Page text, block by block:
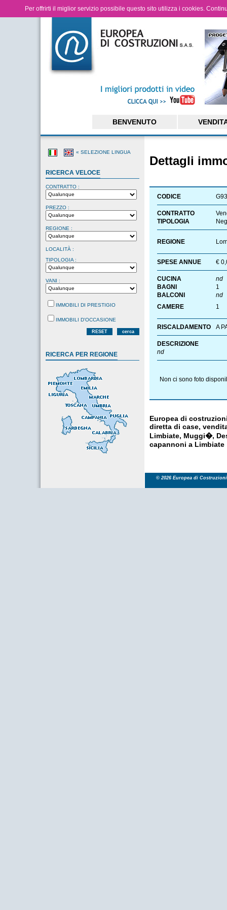
Per offrirti il miglior servizio possibile questo sito utilizza i cookies.
BENVENUTO
« SELEZIONE LINGUA
RICERCA VELOCE
CONTRATTO :
PREZZO :
REGIONE :
LOCALITÀ :
TIPOLOGIA :
VANI :
IMMOBILI DI PRESTIGIO
IMMOBILI D'OCCASIONE
RESET cerca
RICERCA PER REGIONE
Dettagli
CODICE G93
CONTRATTO
TIPOLOGIA
REGIONE
SPESE ANNUE €
CUCINA
nd
BAGNI
1
BALCONI
nd
CAMERE
1
RISCALDAMENTO A
DESCRIZIONE
nd
Non ci sono foto
Europea di
diretta di case,
Limbiate, Muggi�,
capannoni a Limbiate
© 2026 Europea di